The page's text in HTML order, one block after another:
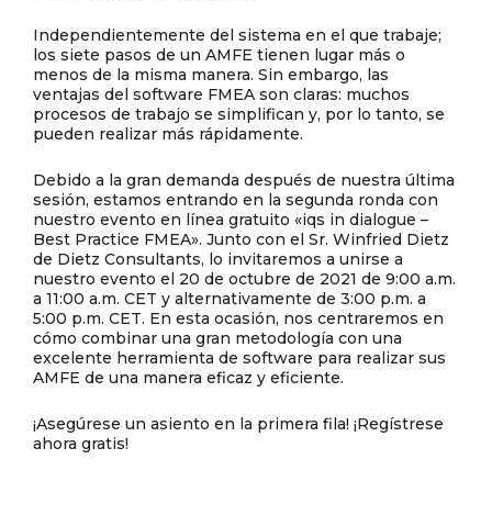
Independientemente del sistema en el que trabaje;
los siete pasos de un AMFE tienen lugar más o
menos de la misma manera. Sin embargo, las
ventajas del software FMEA son claras: muchos
procesos de trabajo se simplifican y, por lo tanto, se
pueden realizar más rápidamente.
Debido a la gran demanda después de nuestra última
sesión, estamos entrando en la segunda ronda con
nuestro evento en línea gratuito «iqs in dialogue –
Best Practice FMEA». Junto con el Sr. Winfried Dietz
de Dietz Consultants, lo invitaremos a unirse a
nuestro evento el 20 de octubre de 2021 de 9:00 a.m.
a 11:00 a.m. CET y alternativamente de 3:00 p.m. a
5:00 p.m. CET. En esta ocasión, nos centraremos en
cómo combinar una gran metodología con una
excelente herramienta de software para realizar sus
AMFE de una manera eficaz y eficiente.
¡Asegúrese un asiento en la primera fila! ¡Regístrese
ahora gratis!